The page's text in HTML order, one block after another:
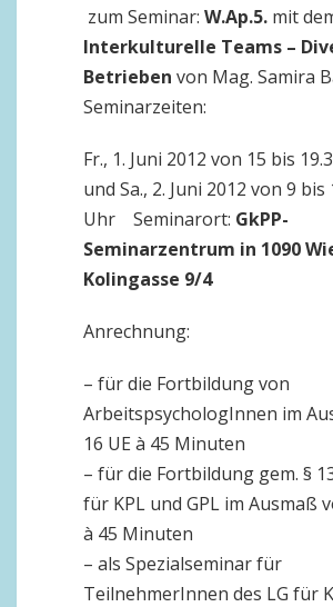
zum Seminar: W.Ap.5. mit
Interkulturelle Teams –
Betrieben von Mag. Samira
Seminarzeiten:
Fr., 1. Juni 2012 von 15 bis
und Sa., 2. Juni 2012 von 9 bis
Uhr Seminarort: GkPP-
Seminarzentrum in 1090
Kolingasse 9/4
Anrechnung:
– für die Fortbildung von
ArbeitspsychologInnen im
16 UE à 45 Minuten
– für die Fortbildung gem. §
für KPL und GPL im Ausmaß
à 45 Minuten
– als Spezialseminar für
TeilnehmerInnen des LG für